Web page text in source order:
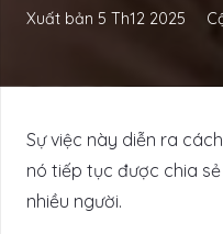
Xuất bản 5 Th12 2025
Sự việc này diễn ra
nó tiếp tục được chia
nhiều người.